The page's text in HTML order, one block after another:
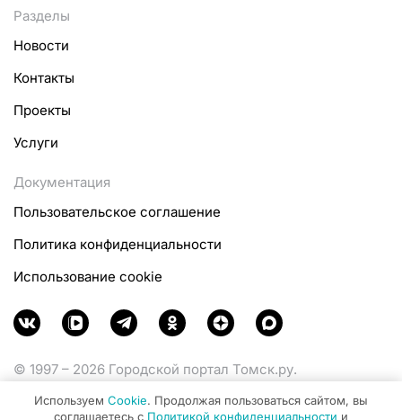
Разделы
Новости
Контакты
Проекты
Услуги
Документация
Пользовательское соглашение
Политика конфиденциальности
Использование cookie
© 1997 – 2026 Городской портал Томск.ру.
Министерства цифрового развития, связи и массовых
Используем Cookie. Продолжая пользоваться сайтом, вы
соглашаетесь с Политикой конфиденциальности и